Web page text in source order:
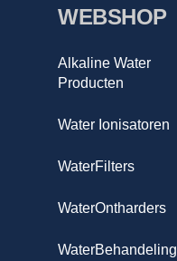
WEBSHOP
Alkaline Water
Producten
Water Ionisatoren
WaterFilters
WaterOntharders
WaterBehandeling